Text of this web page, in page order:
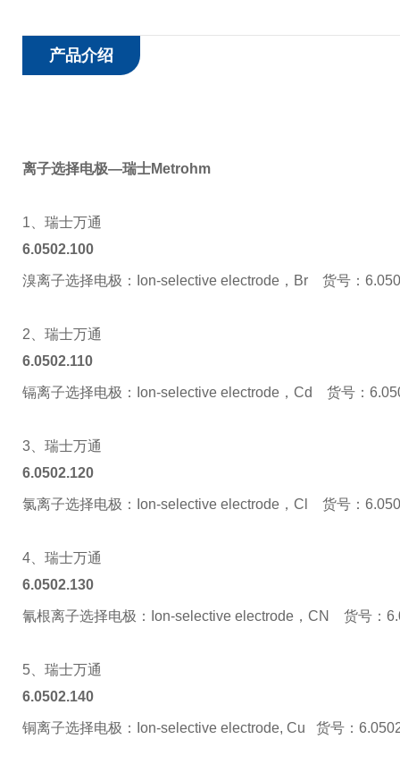
产品介绍
离子选择电极—瑞士Metrohm
1、瑞士万通
6.0502.100
溴离子选择电极：Ion-selective electrode，Br 货号：
2、瑞士万通
6.0502.110
镉离子选择电极：Ion-selective electrode，Cd 货号：
3、瑞士万通
6.0502.120
氯离子选择电极：Ion-selective electrode，Cl 货号：
4、瑞士万通
6.0502.130
氰根离子选择电极：Ion-selective electrode，CN 货号：
5、瑞士万通
6.0502.140
铜离子选择电极：Ion-selective electrode, Cu 货号：